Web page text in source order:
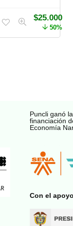
$25.000
50%
Puncli ganó
financiación
Economía
Con el